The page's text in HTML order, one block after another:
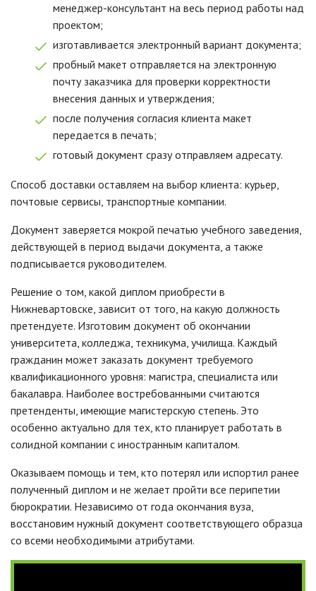
менеджер-консультант на весь период работы над
проектом;
изготавливается электронный вариант документа;
пробный макет отправляется на электронную
почту заказчика для проверки корректности
внесения данных и утверждения;
после получения согласия клиента макет
передается в печать;
готовый документ сразу отправляем адресату.
Способ доставки оставляем на выбор клиента: курьер,
почтовые сервисы, транспортные компании.
Документ заверяется мокрой печатью учебного заведения,
действующей в период выдачи документа, а также
подписывается руководителем.
Решение о том, какой диплом приобрести в
Нижневартовске, зависит от того, на какую должность
претендуете. Изготовим документ об окончании
университета, колледжа, техникума, училища. Каждый
гражданин может заказать документ требуемого
квалификационного уровня: магистра, специалиста или
бакалавра. Наиболее востребованными считаются
претенденты, имеющие магистерскую степень. Это
особенно актуально для тех, кто планирует работать в
солидной компании с иностранным капиталом.
Оказываем помощь и тем, кто потерял или испортил ранее
полученный диплом и не желает пройти все перипетии
бюрократии. Независимо от года окончания вуза,
восстановим нужный документ соответствующего образца
со всеми необходимыми атрибутами.